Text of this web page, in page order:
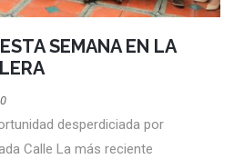
SEMANA EN LA
0
desperdiciada por
Calle La más reciente